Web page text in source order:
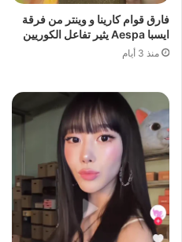
فارق قوام كارينا و وينتر من فرقة
ايسبا Aespa يثير تفاعل الكوريين
منذ 3 أيام